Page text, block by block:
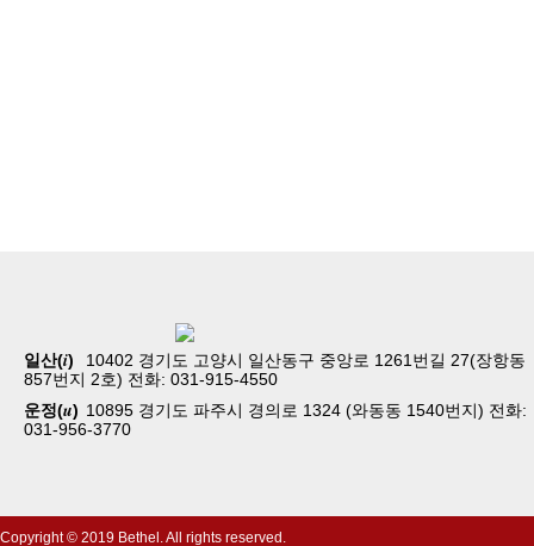
일산(i)
10402 경기도 고양시 일산동구 중앙로 1261번길 27(장항동
857번지 2호) 전화: 031-915-4550
운정(u) 10895 경기도 파주시 경의로 1324 (와동동 1540번지) 전화:
031-956-3770
Copyright © 2019 Bethel. All rights reserved.
교회생활
교육/양육
공동체